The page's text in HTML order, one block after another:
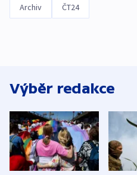
Archiv ČT24
Výběr redakce